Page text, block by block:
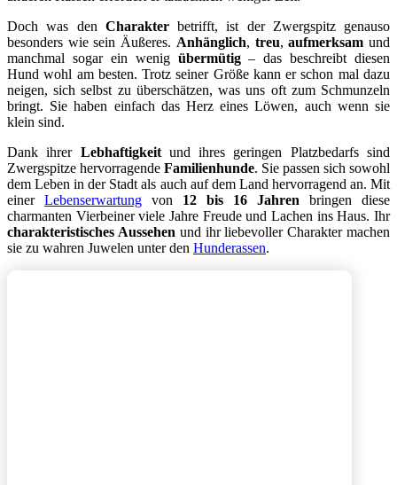
Doch was den Charakterbetrifft, ist der Zwergspitz genauso
besonders wie sein Äußeres. Anhänglich, treu,aufmerksam und
manchmal sogar ein wenig übermütig– das beschreibt diesen
Hund wohl am besten. Trotz seiner Größe kann er schon mal dazu
neigen, sich selbst zu überschätzen, was uns oft zum Schmunzeln
bringt. Sie haben einfach das Herz eines Löwen, auch wenn sie
klein sind.
Dank ihrer Lebhaftigkeitund ihres geringen Platzbedarfs sind
Zwergspitze hervorragende Familienhunde. Sie passen sich sowohl
dem Leben in der Stadt als auch auf dem Land hervorragend an. Mit
einer Lebenserwartung von 12 bis 16 Jahren bringen diese
charmanten Vierbeiner viele Jahre Freude und Lachen ins Haus. Ihr
charakteristisches Aussehen und ihr liebevoller Charakter machen
sie zu wahren Juwelen unter den Hunderassen.